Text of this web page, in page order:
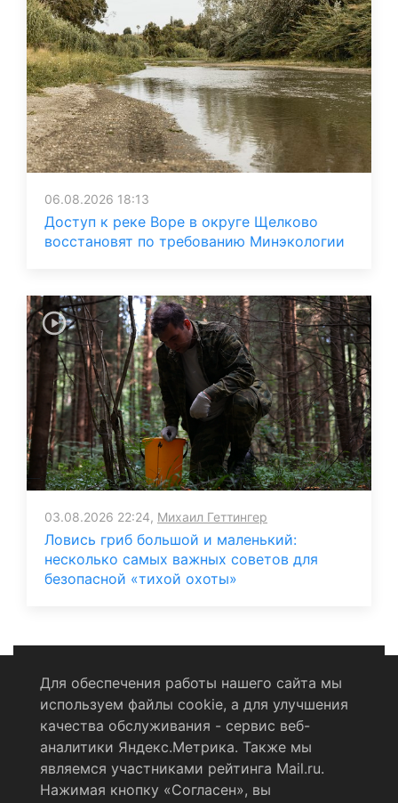
06.08.2026 18:13
Доступ к реке Воре в округе Щелково
восстановят по требованию Минэкологии
03.08.2026 22:24, Михаил Геттингер
Ловись гриб большой и маленький:
несколько самых важных советов для
безопасной «тихой охоты»
Политика конфиденциальности
Согласие на обработку персональных данных
RSS-лента
Для обеспечения работы нашего сайта мы
используем файлы cookie, а для улучшения
качества обслуживания - сервис веб-
аналитики Яндекс.Метрика. Также мы
являемся участниками рейтинга Mail.ru.
Нажимая кнопку «Согласен», вы